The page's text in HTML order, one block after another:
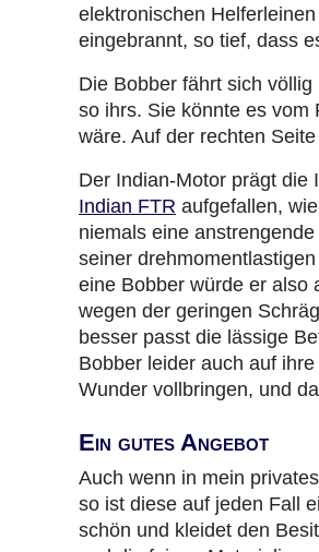
elektronischen
eingebrannt, so tief, dass
Die Bobber fährt sich
so ihrs. Sie könnte es vom
wäre. Auf der rechten
Der Indian-Motor prägt die
Indian FTR aufgefallen,
niemals eine
seiner
eine Bobber würde er also
wegen der geringen
besser passt die lässige
Bobber leider auch auf
Wunder vollbringen, und
Ein gutes Angebot
Auch wenn in mein
so ist diese auf jeden Fall
schön und kleidet den